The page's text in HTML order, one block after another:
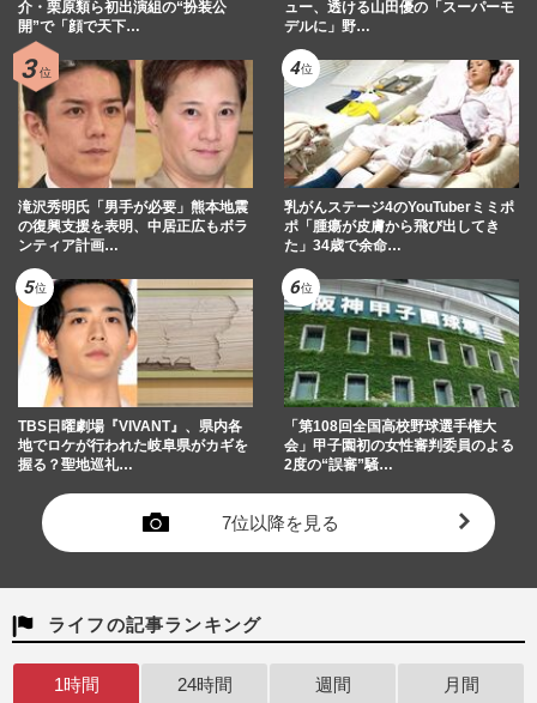
介・栗原類ら初出演組の“扮装公
開”で「顔で天下…
ュー、透ける山田優の「スーパーモ
デルに」野…
滝沢秀明氏「男手が必要」熊本地震
の復興支援を表明、中居正広もボラ
ンティア計画…
乳がんステージ4のYouTuberミミポ
ポ「腫瘍が皮膚から飛び出してき
た」34歳で余命…
TBS日曜劇場『VIVANT』、県内各
地でロケが行われた岐阜県がカギを
握る？聖地巡礼…
「第108回全国高校野球選手権大
会」甲子園初の女性審判委員のよる
2度の“誤審”騒…
7位以降を見る
ライフの記事ランキング
1時間 24時間 週間 月間